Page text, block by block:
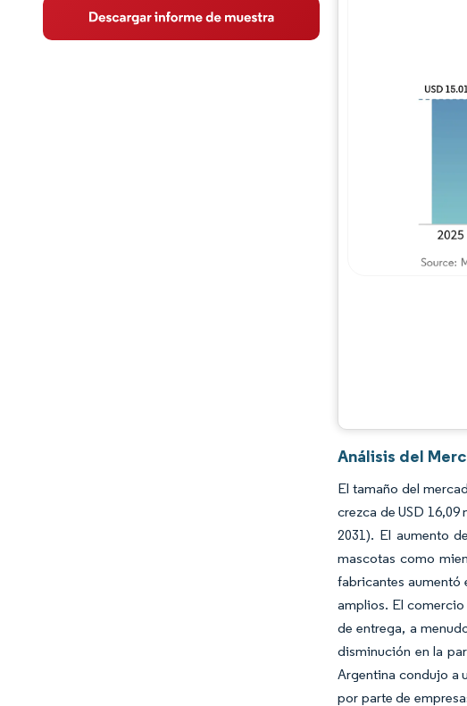
Análisis de segmentos
Análisis del
El tamaño del
crezca de USD 16,09
2031). El aumento
mascotas como
fabricantes aumentó
amplios. El
de entrega, a
disminución en la
Argentina condujo a
por parte de